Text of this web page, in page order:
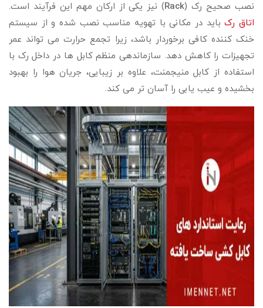
نصب صحیح رک (Rack) نیز یکی از ارکان مهم این فرآیند است.
اتاق رکباید در مکانی با تهویه مناسب نصب شده و از سیستم
خنک‌ کننده کافی برخوردار باشد، زیرا تجمع حرارت می‌ تواند عمر
تجهیزات را کاهش دهد. سازماندهی منظم کابل‌ ها در داخل رک با
استفاده از کابل‌ منیجمنت، علاوه بر زیبایی، جریان هوا را بهبود
بخشیده و عیب‌ یابی را آسان‌ تر می‌ کند.